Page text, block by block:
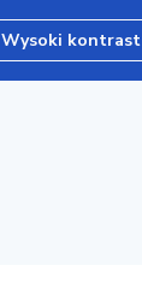
Wysoki kontrast